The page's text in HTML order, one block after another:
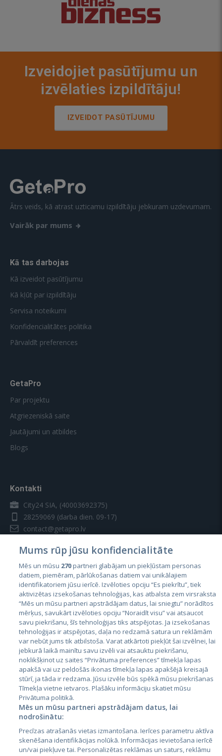
Izveidojiet pasūtījumu un
izvēlaties izpildītāju!
IZVEIDOT PASŪTĪJUMU
Ātrs veids, kā atrast uzticamu izpildītāju jebkuram uzdevumam.
Vairāk par mums
Kā tas darbojas
Kā izveidot pasūtījumu
Kā kļūt par izpildītāju
Servisa noteikumi
Konfidencialitātes politika
Pārvaldīt preferences
GetaPro
Par projektu
Atgriezeniskā saite
Jautājumi un atbildes
Blogs
Kontakti
City24 SIA, (40003692375)
28259069 (darba dien. 09-17)
contact@getapro.lv
Valstis
Igaunija
Latvija
Lietuva
City24.lv
City24.ee
GetaPro.lv
CVbankas.lt
Kainos.lt
Paslaugos.lt
Mums rūp jūsu konfidencialitāte
Mēs un mūsu 270partneri glabājam un piekļūstam personas
datiem, piemēram, pārlūkošanas datiem vai unikālajiem
identifikatoriem jūsu ierīcē. Izvēloties opciju “Es piekrītu”, tiek
aktivizētas izsekošanas tehnoloģijas, kas atbalsta zem virsraksta
“Mēs un mūsu partneri apstrādājam datus, lai sniegtu” norādītos
mērķus, savukārt izvēloties opciju “Noraidīt visu” vai atsaucot
savu piekrišanu, šīs tehnoloģijas tiks atspējotas. Ja izsekošanas
tehnoloģijas ir atspējotas, daļa no redzamā satura un reklāmām
var nebūt jums tik atbilstoša. Varat atkārtoti piekļūt šai izvēlnei, lai
jebkurā laikā mainītu savu izvēli vai atsauktu piekrišanu,
noklikšķinot uz saites “Privātuma preferences” tīmekļa lapas
apakšā vai uz peldošās ikonas tīmekļa lapas apakšējā kreisajā
stūrī, ja tāda ir redzama. Jūsu izvēle būs spēkā mūsu piekrišanas
Tīmekļa vietne ietvaros. Plašāku informāciju skatiet mūsu
Privātuma politikā.
Mēs un mūsu partneri apstrādājam datus, lai
nodrošinātu:
Precīzas atrašanās vietas izmantošana. Ierīces parametru aktīva
skenēšana identifikācijas nolūkā. Informācijas ievietošana ierīcē
un/vai piekļuve tai. Personalizētas reklāmas un saturs, reklāmu